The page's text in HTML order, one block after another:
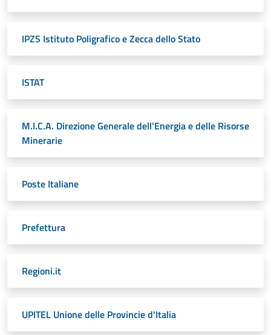
IPZS Istituto Poligrafico e Zecca dello Stato
ISTAT
M.I.C.A. Direzione Generale dell'Energia e delle Risorse
Minerarie
Poste Italiane
Prefettura
Regioni.it
UPITEL Unione delle Provincie d'Italia